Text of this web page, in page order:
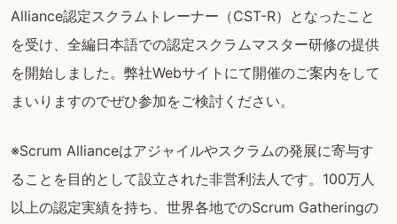
Alliance認定スクラムトレーナー（CST-R）となったこと
を受け、全編日本語での認定スクラムマスター研修の提供
を開始しました。弊社Webサイトにて開催のご案内をして
まいりますのでぜひ参加をご検討ください。
※Scrum Allianceはアジャイルやスクラムの発展に寄与す
ることを目的として設立された非営利法人です。100万人
以上の認定実績を持ち、世界各地でのScrum Gatheringの